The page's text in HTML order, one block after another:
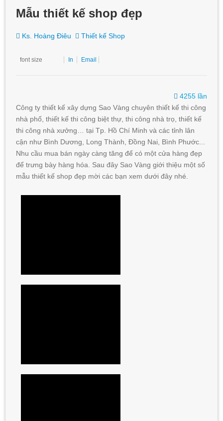
Mẫu thiết kế shop đẹp
Ks. Hoàng Điêu Thiết kế Shop
font size In Email
4255 lần
Công ty thiết kế xây dựng Sao Vàng chuyên thiết kế thi công
nhà phố, thiết kế thi công biệt thự, thi công nhà trọ, thiết kế
thi công nhà xưởng… tại Tp. Hồ Chí Minh và các tỉnh lân
cận như Bình Dương, Long Thành, Đồng Nai, Bình Phước...
Nhu cầu mua bán ngày càng tăng để có một cửa hàng đẹp
để trưng bày hàng hóa. Sau đây Sao Vàng giới thiệu một số
mẫu thiết kế shop đẹp mời các bạn xem dưới đây nhé.